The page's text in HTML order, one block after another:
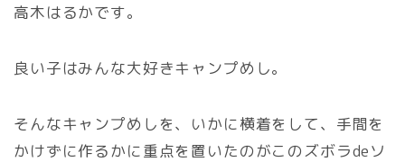
高木はるかです。
良い子はみんな大好きキャンプめし。
そんなキャンプめしを、いかに横着をして、手間を
かけずに作るかに重点を置いたのがこのズボラdeソ